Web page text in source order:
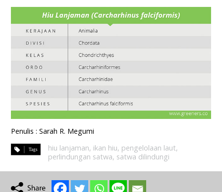
Penulis : Sarah R. Megumi
hiu lanjaman, ikan hiu, pengelolaan laut,
perlindungan satwa, satwa dilindungi